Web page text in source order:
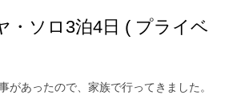
・ソロ3泊4日 ( プライベ
があったので、家族で行ってきました。